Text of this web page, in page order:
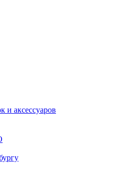
и аксессуаров